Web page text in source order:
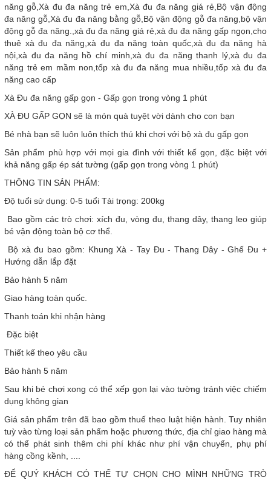
năng gỗ,Xà đu đa năng trẻ em,Xà đu đa năng giá rẻ,Bộ vận động
đa năng gỗ,Xà đu đa năng bằng gỗ,Bộ vận động gỗ đa năng,bộ vận
động gỗ đa năng.,xà đu đa năng giá rẻ,xà đu đa năng gấp ngọn,cho
thuê xà đu đa năng,xà đu đa năng toàn quốc,xà đu đa năng hà
nội,xà đu đa năng hồ chí minh,xà đu đa năng thanh lý,xà đu đa
năng trẻ em mầm non,tốp xà đu đa năng mua nhiều,tốp xà đu đa
năng cao cấp
Xà Đu đa năng gấp gọn - Gấp gọn trong vòng 1 phút
XÀ ĐU GẤP GỌN sẽ là món quà tuyệt vời dành cho con bạn
Bé nhà bạn sẽ luôn luôn thích thú khi chơi với bộ xà đu gấp gọn
Sản phẩm phù hợp với mọi gia đình với thiết kế gọn, đặc biệt với
khả năng gấp ép sát tường (gấp gọn trong vòng 1 phút)
THÔNG TIN SẢN PHẨM:
Độ tuổi sử dụng: 0-5 tuổi Tải trọng: 200kg
️ Bao gồm các trò chơi: xích đu, vòng đu, thang dây, thang leo giúp
bé vận động toàn bộ cơ thể.
️ Bộ xà đu bao gồm: Khung Xà - Tay Đu - Thang Dây - Ghế Đu +
Hướng dẫn lắp đặt
Bảo hành 5 năm
Giao hàng toàn quốc.
Thanh toán khi nhận hàng
️ Đặc biệt
Thiết kế theo yêu cầu
Bảo hành 5 năm
Sau khi bé chơi xong có thể xếp gọn lại vào tường tránh việc chiếm
dụng không gian
Giá sản phẩm trên đã bao gồm thuế theo luật hiện hành. Tuy nhiên
tuỳ vào từng loại sản phẩm hoặc phương thức, địa chỉ giao hàng mà
có thể phát sinh thêm chi phí khác như phí vận chuyển, phụ phí
hàng cồng kềnh, ....
ĐỂ QUÝ KHÁCH CÓ THẾ TỰ CHỌN CHO MÌNH NHỮNG TRÒ